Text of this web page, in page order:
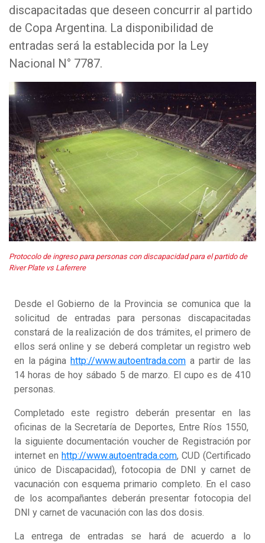
discapacitadas que deseen concurrir al partido
de Copa Argentina. La disponibilidad de
entradas será la establecida por la Ley
Nacional N° 7787.
Protocolo de ingreso para personas con discapacidad para el partido de
River Plate vs Laferrere
Desde el Gobierno de la Provincia se comunica que la
solicitud de entradas para personas discapacitadas
constará de la realización de dos trámites, el primero de
ellos será online y se deberá completar un registro web
en la página http://www.autoentrada.com a partir de las
14 horas de hoy sábado 5 de marzo. El cupo es de 410
personas.
Completado este registro deberán presentar en las
oficinas de la Secretaría de Deportes, Entre Ríos 1550,
la siguiente documentación voucher de Registración por
internet en http://www.autoentrada.com, CUD (Certificado
único de Discapacidad), fotocopia de DNI y carnet de
vacunación con esquema primario completo. En el caso
de los acompañantes deberán presentar fotocopia del
DNI y carnet de vacunación con las dos dosis.
La entrega de entradas se hará de acuerdo a lo